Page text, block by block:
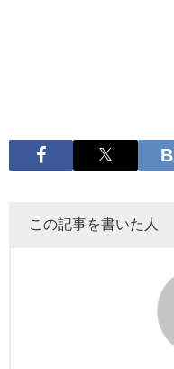
この記事を書いた人